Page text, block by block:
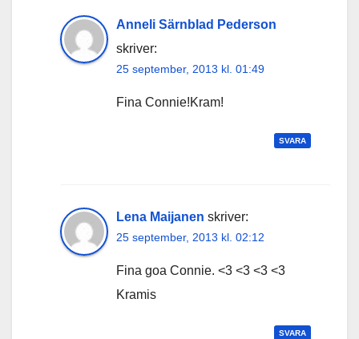
Anneli Särnblad Pederson
skriver:
25 september, 2013 kl. 01:49
Fina Connie!Kram!
SVARA
Lena Maijanen skriver:
25 september, 2013 kl. 02:12
Fina goa Connie. <3 <3 <3 <3
Kramis
SVARA